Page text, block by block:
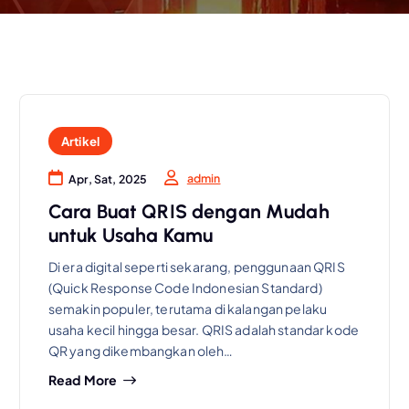
Artikel
Apr, Sat, 2025 admin
Cara Buat QRIS dengan Mudah
untuk Usaha Kamu
Di era digital seperti sekarang, penggunaan QRIS
(Quick Response Code Indonesian Standard)
semakin populer, terutama di kalangan pelaku
usaha kecil hingga besar. QRIS adalah standar kode
QR yang dikembangkan oleh…
Read More